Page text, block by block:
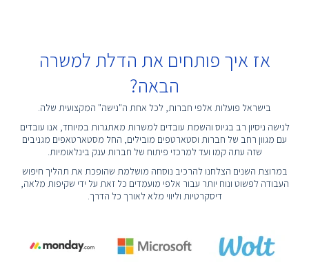
אז איך פותחים את הדלת למשרה
הבאה?
בישראל פועלות אלפי חברות, לכל אחת ה"נישה" המקצועית שלה.
לנישה ניסיון רב בגיוס והשמת עובדים למשרות מאתגרות במיוחד, אנו עובדים
עם מגוון רחב של חברות וסטארטפים מובילים, החל מסטארטאפים מגניבים
שזה עתה קמו ועד למרכזי פיתוח של חברות ענק בינלאומיות.
במרוצת השנים הצלחנו להרכיב נוסחה מושלמת שהופכת את תהליך חיפוש
העבודה לפשוט ונוח יותר עבור אלפי מועמדים כל זאת על ידי שקיפות מלאה,
דיסקרטיות וליווי מלא לאורך כל הדרך.